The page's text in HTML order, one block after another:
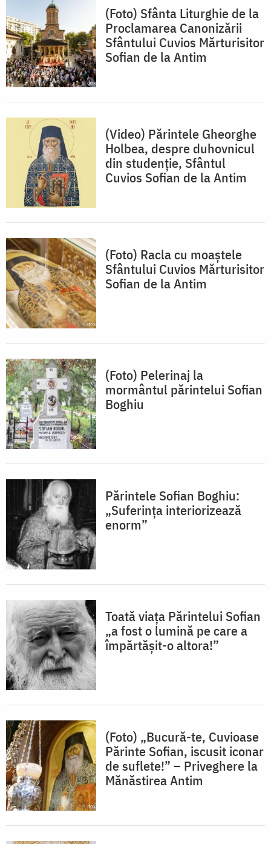
(Foto) Sfânta Liturghie de la
Proclamarea Canonizării
Sfântului Cuvios Mărturisitor
Sofian de la Antim
(Video) Părintele Gheorghe
Holbea, despre duhovnicul
din studenție, Sfântul
Cuvios Sofian de la Antim
(Foto) Racla cu moaștele
Sfântului Cuvios Mărturisitor
Sofian de la Antim
(Foto) Pelerinaj la
mormântul părintelui Sofian
Boghiu
Părintele Sofian Boghiu:
„Suferința interiorizează
enorm”
Toată viața Părintelui Sofian
„a fost o lumină pe care a
împărtășit-o altora!”
(Foto) „Bucură-te, Cuvioase
Părinte Sofian, iscusit iconar
de suflete!” – Priveghere la
Mănăstirea Antim